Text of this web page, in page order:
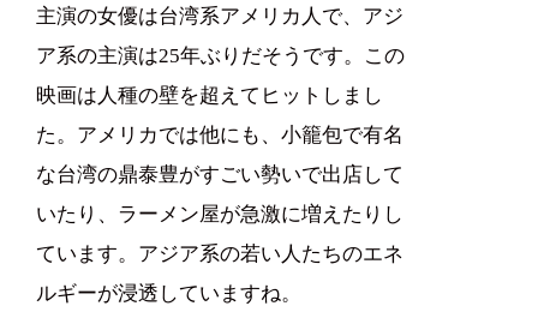
主演の女優は台湾系アメリカ人で、アジ
ア系の主演は25年ぶりだそうです。この
映画は人種の壁を超えてヒットしまし
た。アメリカでは他にも、小籠包で有名
な台湾の鼎泰豊がすごい勢いで出店して
いたり、ラーメン屋が急激に増えたりし
ています。アジア系の若い人たちのエネ
ルギーが浸透していますね。